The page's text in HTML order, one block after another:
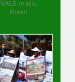
VALE mata,
Brasil